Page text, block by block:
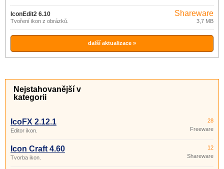
IconEdit2 6.10
Tvoření ikon z obrázků.
Shareware
3,7 MB
další aktualizace »
Nejstahovanější v
kategorii
IcoFX 2.12.1
Editor ikon.
28
Freeware
Icon Craft 4.60
Tvorba ikon.
12
Shareware